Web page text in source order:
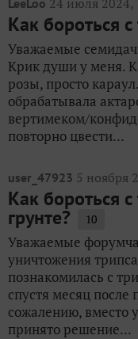
Как бороться
Уважаемые
Крик души у меня.
розы, просто
обрабатывала
вертимеком/
повторно цвести...
user_47923 5 ноября
Как бороться
грунте? 10
Уважаемые
уничтожения
познакомилась с
спустя месяц
сожалению, вместо
принято решение...